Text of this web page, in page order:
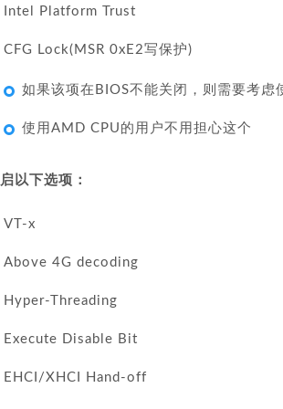
Intel Platform Trust
CFG Lock(MSR 0xE2写保护)
如果该项在BIOS不能关闭，则需要考虑
使用AMD CPU的用户不用担心这个
以下选项：
VT-x
Above 4G decoding
Hyper-Threading
Execute Disable Bit
EHCI/XHCI Hand-off